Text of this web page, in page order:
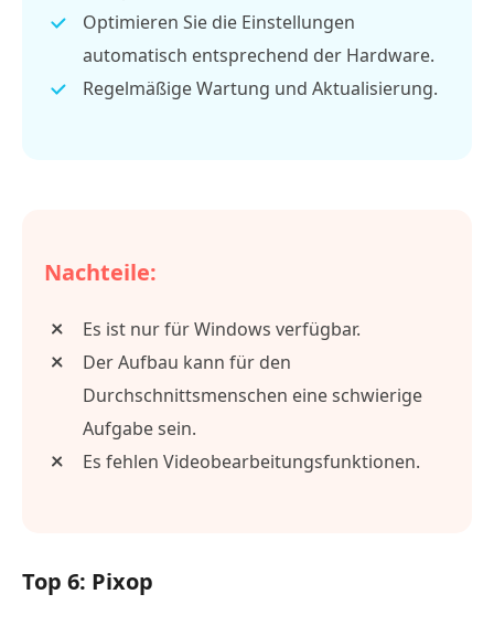
Optimieren Sie die Einstellungen
automatisch entsprechend der Hardware.
Regelmäßige Wartung und Aktualisierung.
Nachteile:
Es ist nur für Windows verfügbar.
Der Aufbau kann für den
Durchschnittsmenschen eine schwierige
Aufgabe sein.
Es fehlen Videobearbeitungsfunktionen.
Top 6: Pixop